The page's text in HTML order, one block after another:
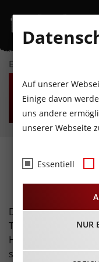
EVENTKALENDER
SA
8
AUGUST
SO
9
AUGUST
Die Weihnachtszeit
Tirols
Heiligabend ganz
schöne
Auf unserer
Einige davon
uns andere
unserer Webseite
Essentiell
NUR